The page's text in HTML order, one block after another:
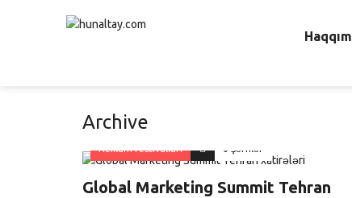
Archive
Reklam festivalları 0 Şərhlər
Global Marketing Summit Tehran